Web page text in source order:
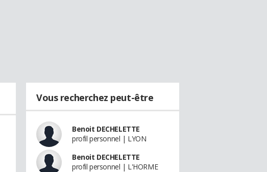
Vous recherchez peut-être
Benoit DECHELETTE
profil personnel | LYON
Benoit DECHELETTE
profil personnel | L'HORME